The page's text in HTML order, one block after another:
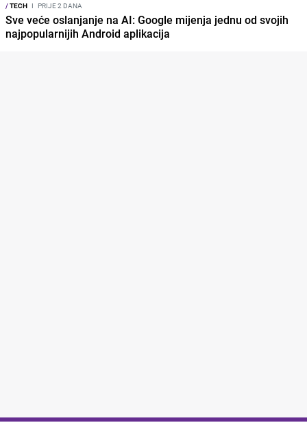
/TECH I PRIJE 2 DANA
Sve veće oslanjanje na AI: Google mijenja jednu od svojih
najpopularnijih Android aplikacija